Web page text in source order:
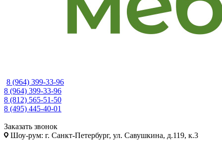
8 (964) 399-33-96
8 (964) 399-33-96
8 (812) 565-51-50
8 (495) 445-40-01
Заказать звонок
Шоу-рум: г. Санкт-Петербург, ул. Савушкина, д.119, к.3